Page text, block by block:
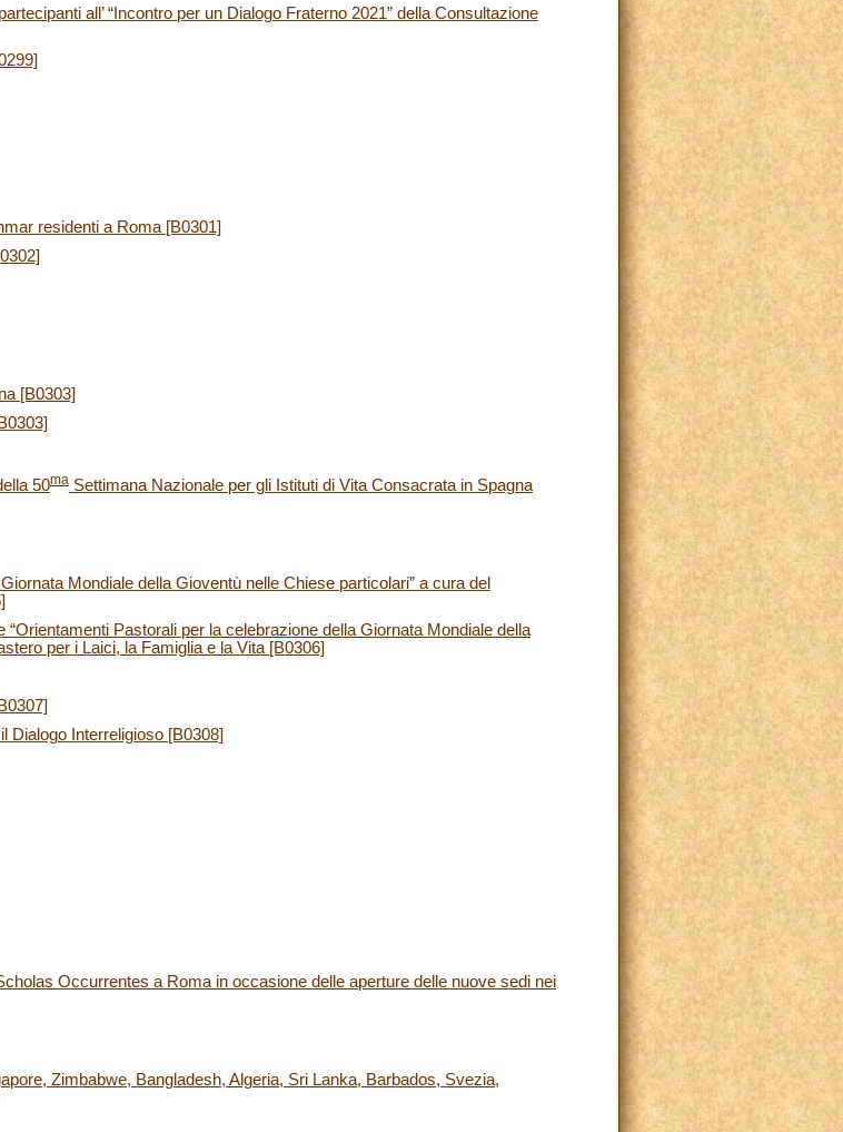
all’ “Incontro per un Dialogo Fraterno 2021” della Consultazione
residenti a Roma [B0301]
[B0303]
50ma Settimana Nazionale per gli Istituti di Vita Consacrata in Spagna
Mondiale della Gioventù nelle Chiese particolari” a cura del
Pastorali per la celebrazione della Giornata Mondiale della
per i Laici, la Famiglia e la Vita [B0306]
Dialogo Interreligioso [B0308]
Occurrentes a Roma in occasione delle aperture delle nuove sedi nei
Zimbabwe, Bangladesh, Algeria, Sri Lanka, Barbados, Svezia,